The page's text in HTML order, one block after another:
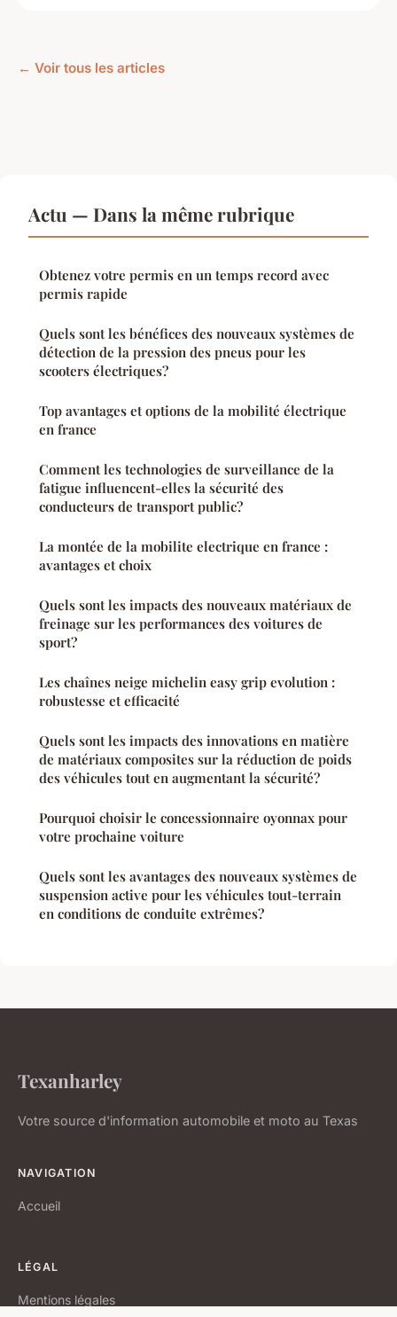
← Voir tous les articles
Actu — Dans la même rubrique
Obtenez votre permis en un temps record avec
permis rapide
Quels sont les bénéfices des nouveaux systèmes de
détection de la pression des pneus pour les
scooters électriques?
Top avantages et options de la mobilité électrique
en france
Comment les technologies de surveillance de la
fatigue influencent-elles la sécurité des
conducteurs de transport public?
La montée de la mobilite electrique en france :
avantages et choix
Quels sont les impacts des nouveaux matériaux de
freinage sur les performances des voitures de
sport?
Les chaînes neige michelin easy grip evolution :
robustesse et efficacité
Quels sont les impacts des innovations en matière
de matériaux composites sur la réduction de poids
des véhicules tout en augmentant la sécurité?
Pourquoi choisir le concessionnaire oyonnax pour
votre prochaine voiture
Quels sont les avantages des nouveaux systèmes de
suspension active pour les véhicules tout-terrain
en conditions de conduite extrêmes?
Texanharley
Votre source d'information automobile et moto au Texas
NAVIGATION
Accueil
LÉGAL
Mentions légales